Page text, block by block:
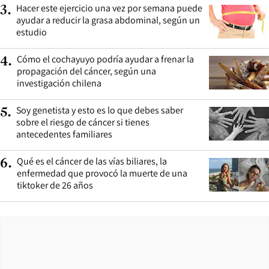
3. Hacer este ejercicio una vez por semana puede
ayudar a reducir la grasa abdominal, según un
estudio
4. Cómo el cochayuyo podría ayudar a frenar la
propagación del cáncer, según una
investigación chilena
5. Soy genetista y esto es lo que debes saber
sobre el riesgo de cáncer si tienes
antecedentes familiares
6. Qué es el cáncer de las vías biliares, la
enfermedad que provocó la muerte de una
tiktoker de 26 años